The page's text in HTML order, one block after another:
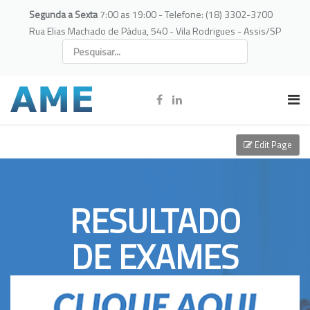
Segunda a Sexta7:00 as 19:00 - Telefone: (18) 3302-3700
Rua Elias Machado de Pádua, 540 - Vila Rodrigues - Assis/SP
RESULTADO
DE EXAMES
Edit Page